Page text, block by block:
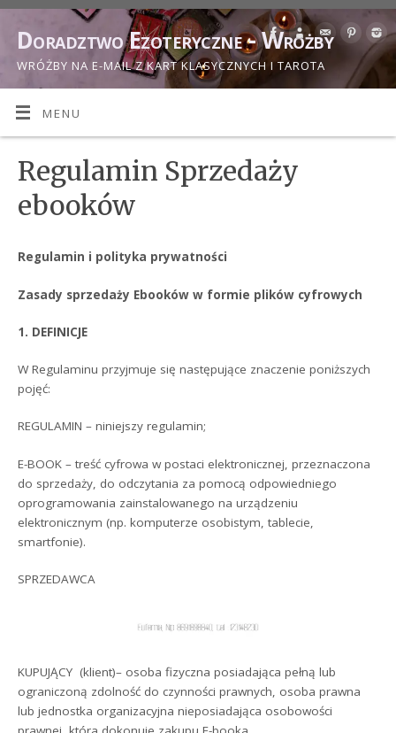
Doradztwo Ezoteryczne - Wróżby
WRÓŻBY NA E-MAIL Z KART KLASYCZNYCH I TAROTA
MENU
Regulamin Sprzedaży
ebooków
Regulamin i polityka prywatności
Zasady sprzedaży Ebooków w formie plików cyfrowych
1. DEFINICJE
W Regulaminu przyjmuje się następujące znaczenie poniższych
pojęć:
REGULAMIN – niniejszy regulamin;
E-BOOK – treść cyfrowa w postaci elektronicznej, przeznaczona
do sprzedaży, do odczytania za pomocą odpowiedniego
oprogramowania zainstalowanego na urządzeniu
elektronicznym (np. komputerze osobistym, tablecie,
smartfonie).
SPRZEDAWCA
KUPUJĄCY (klient)– osoba fizyczna posiadająca pełną lub
ograniczoną zdolność do czynności prawnych, osoba prawna
lub jednostka organizacyjna nieposiadająca osobowości